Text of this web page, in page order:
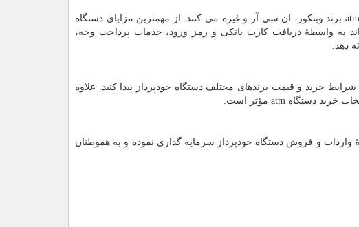
atm برند وینکور، ان سی آر و غیره می کنند. از مهمترین مزایای دستگاه
به واسطۀ دریافت کارت بانکی و رمز ورود، خدمات پرداخت وجه،
دهد.
خرید و قیمت برندهای مختلف دستگاه خودپرداز پیدا کنید. علاوه
خرید دستگاه atm مؤثر است.
واردات و فروش دستگاه خودپرداز سرمایه گذاری نموده و به هموطنان